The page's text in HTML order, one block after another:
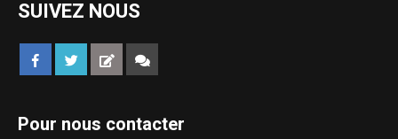
SUIVEZ NOUS
Pour nous contacter